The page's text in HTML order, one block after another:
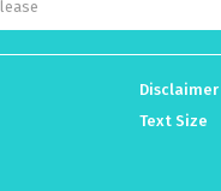
Disclaimer
Text Size